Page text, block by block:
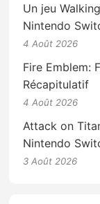
Un jeu
Nintendo
4 Août 2026
Fire Emblem:
Récapitulatif
4 Août 2026
Attack on
Nintendo
3 Août 2026